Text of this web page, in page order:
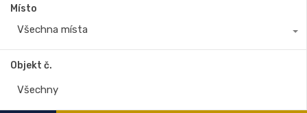
Místo
Všechna místa
Objekt č.